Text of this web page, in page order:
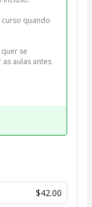
quando
se
aulas antes
$42.00